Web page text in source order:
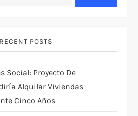
RECENT POSTS
Social: Proyecto De
Alquilar Viviendas
Cinco Años